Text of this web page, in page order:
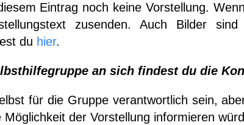
Eintrag noch keine Vorstellung.
zusenden. Auch Bilder
du hier.
an sich findest du die
für die Gruppe verantwortlich sein,
der Vorstellung informieren